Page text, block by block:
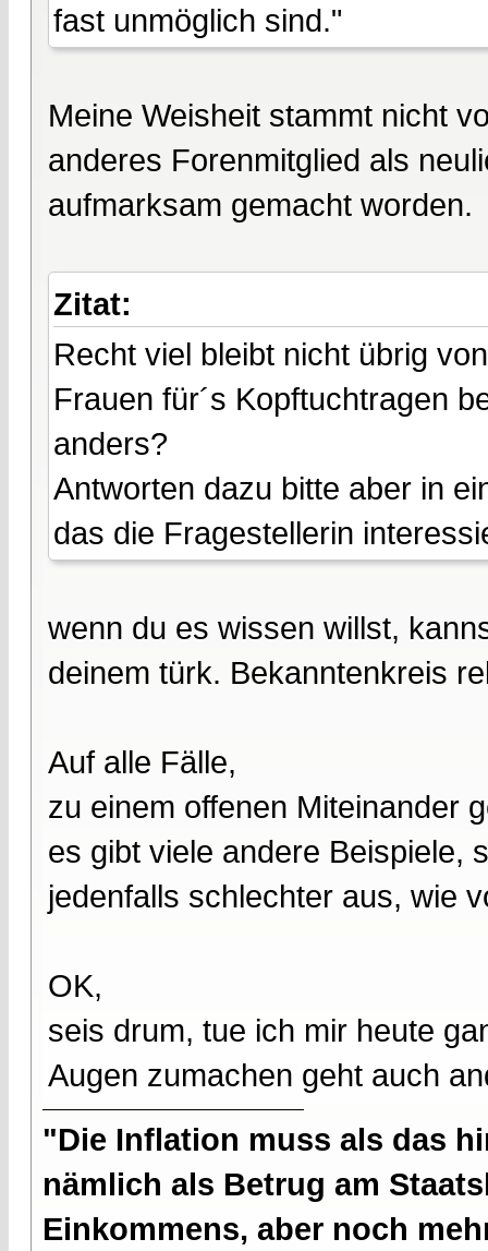
fast unmöglich sind."
Meine Weisheit stammt nicht
anderes Forenmitglied als
aufmarksam gemacht worden.
Zitat:
Recht viel bleibt nicht übrig
Frauen für´s Kopftuchtragen
anders?
Antworten dazu bitte aber in
das die Fragestellerin
wenn du es wissen willst,
deinem türk. Bekanntenkreis
Auf alle Fälle,
zu einem offenen Miteinander
es gibt viele andere Beispiele,
jedenfalls schlechter aus, wie
OK,
seis drum, tue ich mir heute
Augen zumachen geht auch
"Die Inflation muss als das
nämlich als Betrug am
Einkommens, aber noch